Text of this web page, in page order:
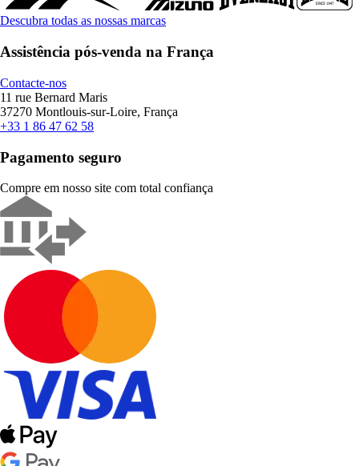
Descubra todas as nossas marcas
Assistência pós-venda na França
Contacte-nos
11 rue Bernard Maris
37270 Montlouis-sur-Loire, França
+33 1 86 47 62 58
Pagamento seguro
Compre em nosso site com total confiança